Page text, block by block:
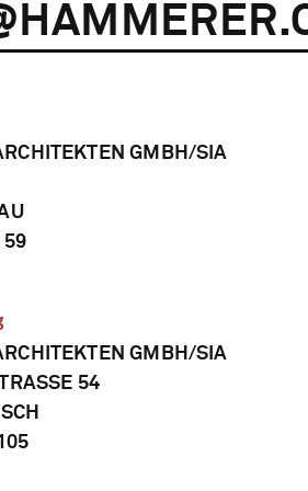
GMBH/SIA
59
GMBH/SIA
54